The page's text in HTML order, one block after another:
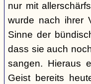
nur mit
wurde nach ihrer
Sinne der
dass sie auch
sangen. Hieraus
Geist bereits